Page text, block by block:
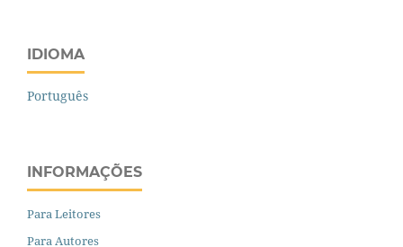
IDIOMA
Português
INFORMAÇÕES
Para Leitores
Para Autores